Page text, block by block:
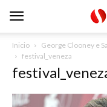
Inicio
George Clooney e
festival_veneza